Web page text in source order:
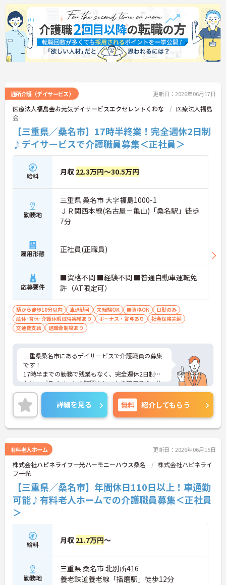
通所介護（デイサービス） 更新日：2026年06月17日
医療法人福島会お元気デイサービスエクセレントくわな
医療法人福島
会
【三重県／桑名市】17時半終業！完全週休2日制
♪デイサービスで介護職員募集＜正社員＞
給料 月収 22.3万円～30.5万円
勤務地
三重県 桑名市 大字福島1000-1
ＪＲ関西本線(名古屋－亀山)「桑名駅」徒歩
7分
雇用形態 正社員(正職員)
応募要件
■資格不問 ■経験不問 ■普通自動車運転免
許（AT限定可）
駅から徒歩10分以内 車通勤可 未経験OK 無資格OK
日勤のみ
産休･育休･介護休暇取得実績あり
ボーナス・賞与あり
社会保険完備
交通費支給
退職金制度あり
三重県桑名市にあるデイサービスで介護職員の募集
です！
17時半までの勤務で残業もなく、完全週休2日制の
ため、プライベートの時間をしっかり確保でき、仕
事との両立がしやすい職場です◎
また、昇給と計3.00ヵ月分の賞与実績があり、あな
たの頑張りがしっかり評価され、やりがいを持って
お仕事ができます！
ご興味ある方は面接ポイントをお伝えしますので、
詳細を見る 無料 紹介してもらう
有料老人ホーム 更新日：2026年06月15日
株式会社ハピネライフ一光ハーモニーハウス桑名
株式会社ハピネライ
フ一光
【三重県／桑名市】年間休日110日以上！車通勤
可能♪有料老人ホームでの介護職員募集＜正社員
＞
給料 月収 21.7万円～
勤務地
三重県 桑名市 北別所416
養老鉄道養老線「播磨駅」徒歩12分